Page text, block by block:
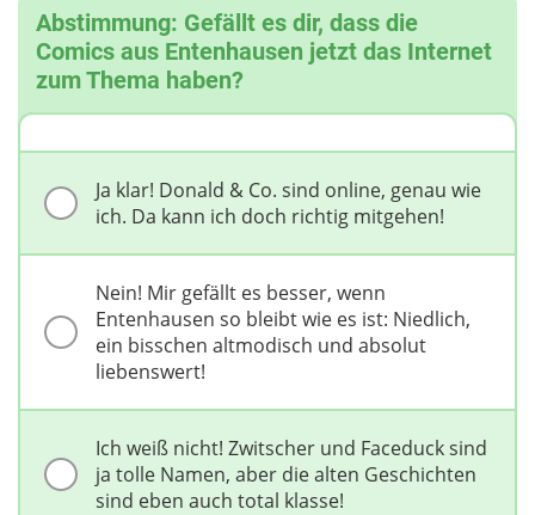
Abstimmung: Gefällt es dir, dass die
Comics aus Entenhausen jetzt das Internet
zum Thema haben?
Ja klar! Donald & Co. sind online, genau wie
ich. Da kann ich doch richtig mitgehen!
Nein! Mir gefällt es besser, wenn
Entenhausen so bleibt wie es ist: Niedlich,
ein bisschen altmodisch und absolut
liebenswert!
Ich weiß nicht! Zwitscher und Faceduck sind
ja tolle Namen, aber die alten Geschichten
sind eben auch total klasse!